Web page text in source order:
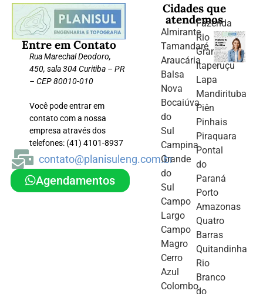
Entre em Contato
Rua Marechal Deodoro,
450, sala 304 Curitiba – PR
– CEP 80010-010
Você pode entrar em
contato com a nossa
empresa através dos
telefones: (41) 4101-8937
contato@planisuleng.com.br
Agendamentos
Cidades que
atendemos
Almirante
Tamandaré
Araucária
Balsa
Nova
Bocaiúva
do
Sul
Campina
Grande
do
Sul
Campo
Largo
Campo
Magro
Cerro
Azul
Colombo
Fazenda
Rio
Grande
Itaperuçu
Lapa
Mandirituba
Piên
Pinhais
Piraquara
Pontal
do
Paraná
Porto
Amazonas
Quatro
Barras
Quitandinha
Rio
Branco
do